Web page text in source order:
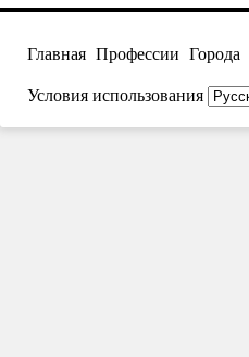
Главная Профессии Города
Условия использования